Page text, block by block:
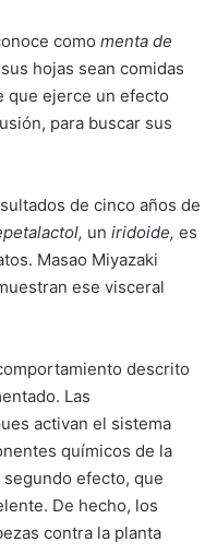
como menta de
hojas sean comidas
que ejerce un efecto
para buscar sus
de cinco años de
un iridoide, es
Masao Miyazaki
ese visceral
descrito
Las
activan el sistema
químicos de la
efecto, que
De hecho, los
contra la planta